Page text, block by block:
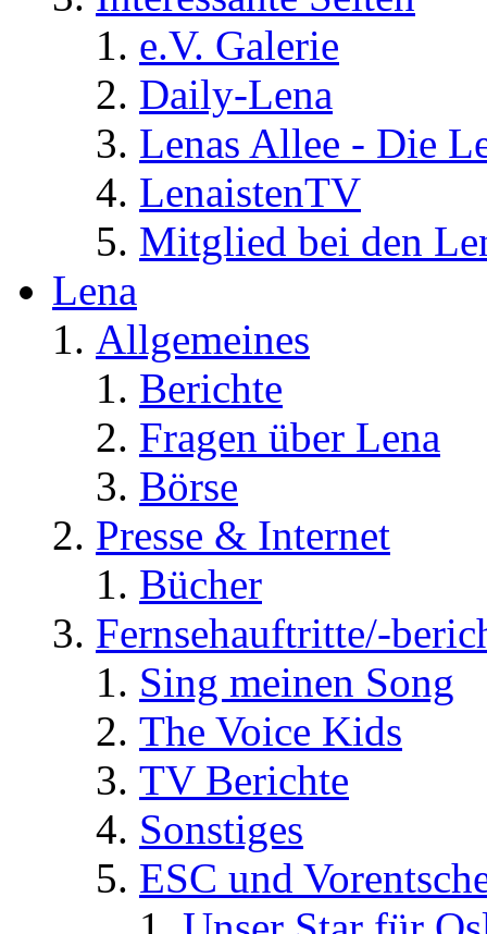
e.V. Galerie
Daily-Lena
Lenas Allee - Die
LenaistenTV
Mitglied bei den
Lena
Allgemeines
Berichte
Fragen über Lena
Börse
Presse & Internet
Bücher
Fernsehauftritte/-
Sing meinen Song
The Voice Kids
TV Berichte
Sonstiges
ESC und